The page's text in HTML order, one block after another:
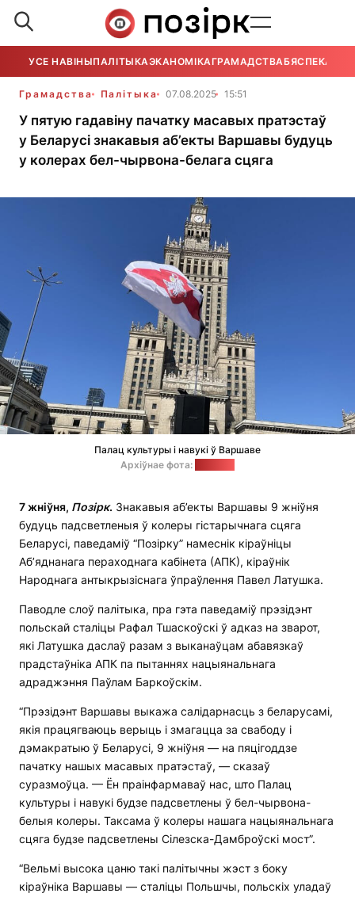
УСЕ НАВІНЫПАЛІТЫКАЭКАНОМІКАГРАМАДСТВАБЯСПЕКА
Грамадства Палітыка 07.08.2025 15:51
У пятую гадавіну пачатку масавых пратэстаў
у Беларусі знакавыя аб’екты Варшавы будуць
у колерах бел-чырвона-белага сцяга
Палац культуры і навукі ў Варшаве
Архіўнае фота:
7 жніўня, Позірк. Знакавыя аб’екты Варшавы 9 жніўня
будуць падсветленыя ў колеры гістарычнага сцяга
Беларусі, паведаміў “Позірку” намеснік кіраўніцы
Аб’яднанага пераходнага кабінета (АПК), кіраўнік
Народнага антыкрызіснага ўпраўлення Павел Латушка.
Паводле слоў палітыка, пра гэта паведаміў прэзідэнт
польскай сталіцы Рафал Тшаскоўскі ў адказ на зварот,
які Латушка даслаў разам з выканаўцам абавязкаў
прадстаўніка АПК па пытаннях нацыянальнага
адраджэння Паўлам Баркоўскім.
“Прэзідэнт Варшавы выкажа салідарнасць з беларусамі,
якія працягваюць верыць і змагацца за свабоду і
дэмакратыю ў Беларусі, 9 жніўня — на пяцігоддзе
пачатку нашых масавых пратэстаў, — сказаў
суразмоўца. — Ён праінфармаваў нас, што Палац
культуры і навукі будзе падсветлены ў бел-чырвона-
белыя колеры. Таксама ў колеры нашага нацыянальнага
сцяга будзе падсветлены Сілезска-Дамброўскі мост”.
“Вельмі высока цаню такі палітычны жэст з боку
кіраўніка Варшавы — сталіцы Польшчы, польскіх уладаў